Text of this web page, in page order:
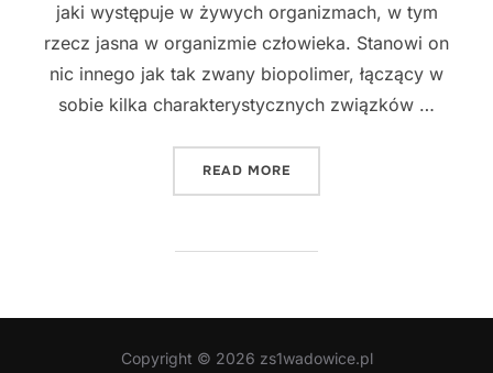
jaki występuje w żywych organizmach, w tym
rzecz jasna w organizmie człowieka. Stanowi on
nic innego jak tak zwany biopolimer, łączący w
sobie kilka charakterystycznych związków …
READ MORE
Copyright © 2026 zs1wadowice.pl